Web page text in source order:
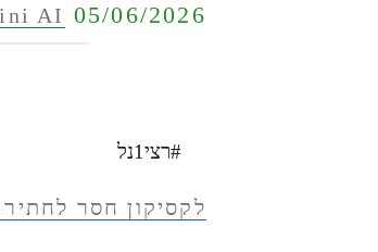
AI 05/06/2026
#רצי1נל
לקסיקון חסר